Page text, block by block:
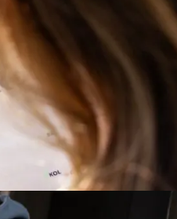
gemaakt, onder het